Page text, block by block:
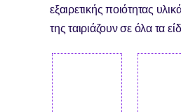
εξαιρετικής ποιότητας
της ταιριάζουν σε όλα τα